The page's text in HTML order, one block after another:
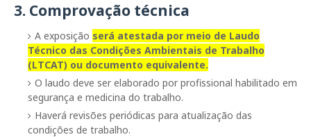
3. Comprovação técnica
A exposição será atestada por meio de Laudo
Técnico das Condições Ambientais de Trabalho
(LTCAT) ou documento equivalente.
O laudo deve ser elaborado por profissional habilitado em
segurança e medicina do trabalho.
Haverá revisões periódicas para atualização das
condições de trabalho.